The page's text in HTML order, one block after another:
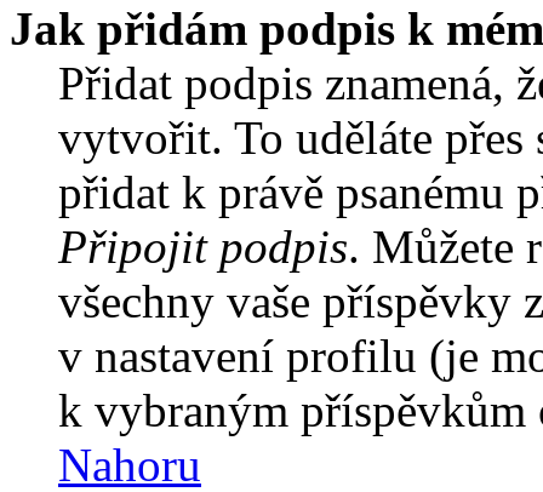
Jak přidám podpis k
Přidat podpis znamená,
vytvořit. To uděláte
přidat k právě psanému
Připojit podpis. Můžete
všechny vaše příspěvky
v nastavení profilu (je
k vybraným příspěvkům
Nahoru